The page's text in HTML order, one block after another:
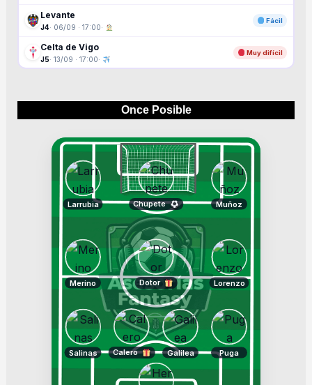
Levante
J4· 06/09 · 17:00·
Fácil
Celta de Vigo
J5· 13/09 · 17:00·
Muy difícil
Once Posible
Salinas Calero Galilea Puga
Merino Dotor Lorenzo
Larrubia Chupete Muñoz